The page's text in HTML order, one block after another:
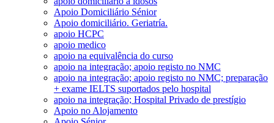
Apoio Domiciliário Sénior
Apoio domiciliário. Geriatría.
apoio HCPC
apoio medico
apoio na equivalência do curso
apoio na integração; apoio registo no NMC
apoio na integração; apoio registo no NMC; preparação
+ exame IELTS suportados pelo hospital
apoio na integração; Hospital Privado de prestígio
Apoio no Alojamento